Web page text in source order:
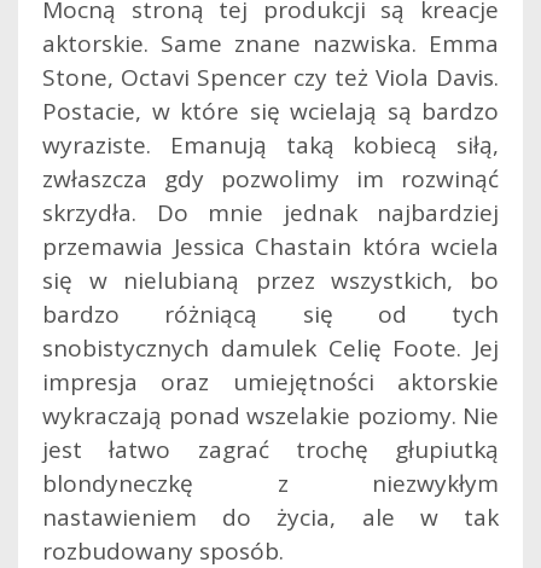
Mocną stroną tej produkcji są kreacje
aktorskie. Same znane nazwiska. Emma
Stone, Octavi Spencer czy też Viola Davis.
Postacie, w które się wcielają są bardzo
wyraziste. Emanują taką kobiecą siłą,
zwłaszcza gdy pozwolimy im rozwinąć
skrzydła. Do mnie jednak najbardziej
przemawia Jessica Chastain która wciela
się w nielubianą przez wszystkich, bo
bardzo różniącą się od tych
snobistycznych damulek Celię Foote. Jej
impresja oraz umiejętności aktorskie
wykraczają ponad wszelakie poziomy. Nie
jest łatwo zagrać trochę głupiutką
blondyneczkę z niezwykłym
nastawieniem do życia, ale w tak
rozbudowany sposób.